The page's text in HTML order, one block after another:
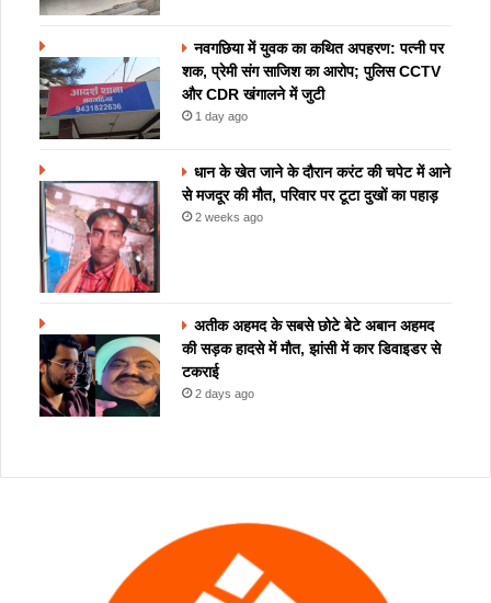
नवगछिया में युवक का कथित अपहरण: पत्नी पर
शक, प्रेमी संग साजिश का आरोप; पुलिस CCTV
और CDR खंगालने में जुटी
1 day ago
धान के खेत जाने के दौरान करंट की चपेट में आने
से मजदूर की मौत, परिवार पर टूटा दुखों का पहाड़
2 weeks ago
अतीक अहमद के सबसे छोटे बेटे अबान अहमद
की सड़क हादसे में मौत, झांसी में कार डिवाइडर से
टकराई
2 days ago